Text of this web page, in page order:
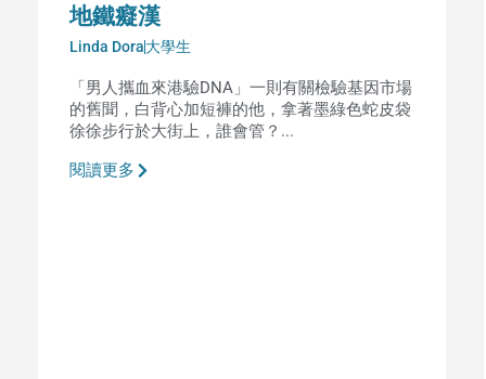
地鐵癡漢
Linda Dora大學生
「男人攜血來港驗DNA」一則有關檢驗基因市場
的舊聞，白背心加短褲的他，拿著墨綠色蛇皮袋
徐徐步行於大街上，誰會管？...
閱讀更多